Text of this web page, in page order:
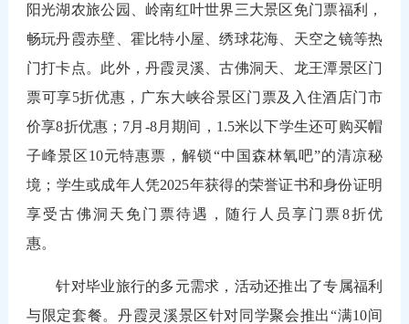
阳光湖农旅公园、岭南红叶世界三大景区免门票福利，
畅玩丹霞赤壁、霍比特小屋、绣球花海、天空之镜等热
门打卡点。此外，丹霞灵溪、古佛洞天、龙王潭景区门
票可享5折优惠，广东大峡谷景区门票及入住酒店门市
价享8折优惠；7月-8月期间，1.5米以下学生还可购买帽
子峰景区10元特惠票，解锁“中国森林氧吧”的清凉秘
境；学生或成年人凭2025年获得的荣誉证书和身份证明
享受古佛洞天免门票待遇，随行人员享门票8折优
惠。
针对毕业旅行的多元需求，活动还推出了专属福利
与限定套餐。丹霞灵溪景区针对同学聚会推出“满10间